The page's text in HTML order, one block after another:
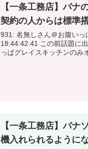
【一条工務店】パナ
契約の人からは標準
931: 名無しさん＠お腹いっぱい。
18:44:42.41 この前話題に出てたパナのフロントオープン食洗機 や
っぱグレイスキッチンのみ
【一条工務店】パナ
機入れられるように